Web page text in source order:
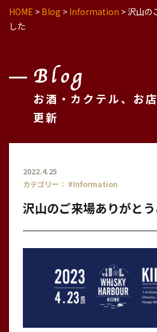
HOME > Blog > Information >沢山の
した
Blog
お酒・カクテル、お
更新
2022.4.25
カテゴリー： #Information
沢山のご来場ありがと